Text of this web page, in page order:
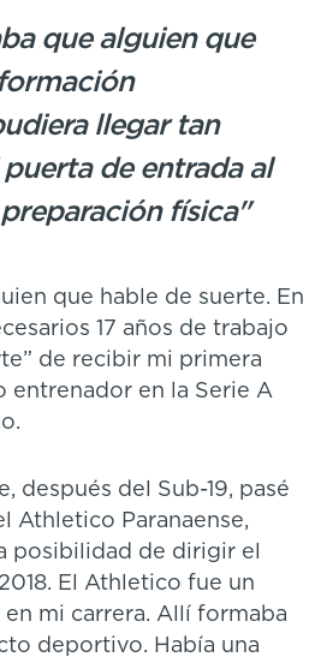
que alguien que
llegar tan
de entrada al
física"
que hable de suerte. En
17 años de trabajo
de recibir mi primera
entrenador en la Serie A
después del Sub-19, pasé
Athletico Paranaense,
posibilidad de dirigir el
El Athletico fue un
mi carrera. Allí formaba
deportivo. Había una